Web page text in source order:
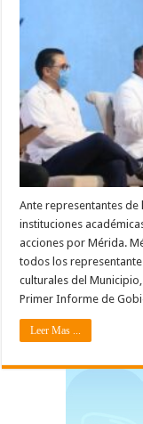
Ante representantes de
instituciones
acciones por Mérida.
todos los
culturales del
Primer Informe de
Leer Mas ...